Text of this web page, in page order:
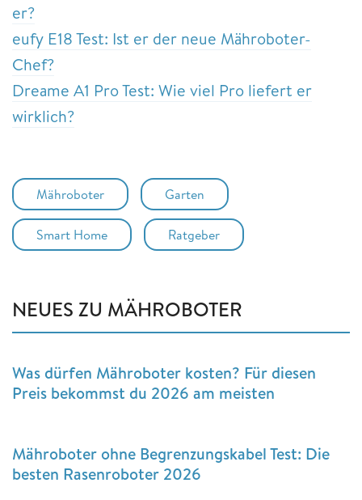
er?
eufy E18 Test: Ist er der neue Mähroboter-
Chef?
Dreame A1 Pro Test: Wie viel Pro liefert er
wirklich?
Mähroboter Garten
Smart Home Ratgeber
NEUES ZU MÄHROBOTER
Was dürfen Mähroboter kosten? Für diesen
Preis bekommst du 2026 am meisten
Mähroboter ohne Begrenzungskabel Test: Die
besten Rasenroboter 2026